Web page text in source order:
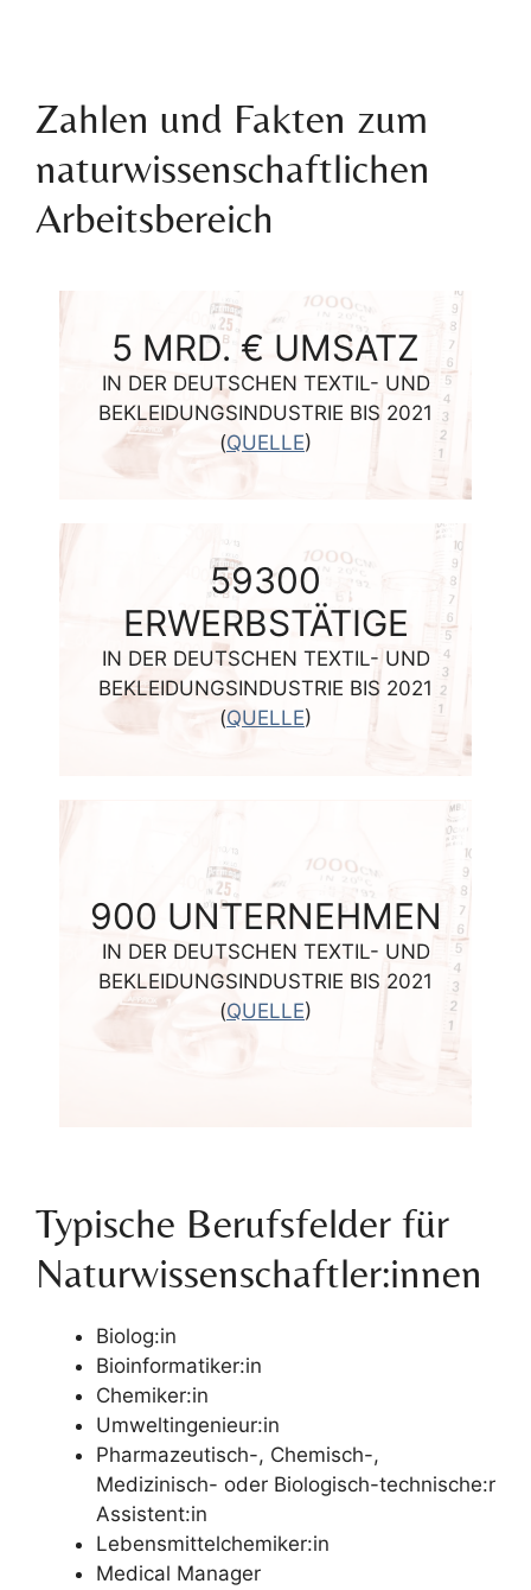
Zahlen und Fakten zum
naturwissenschaftlichen
Arbeitsbereich
5 MRD. € UMSATZ
IN DER DEUTSCHEN TEXTIL- UND
BEKLEIDUNGSINDUSTRIE BIS 2021
(QUELLE)
59300
ERWERBSTÄTIGE
IN DER DEUTSCHEN TEXTIL- UND
BEKLEIDUNGSINDUSTRIE BIS 2021
(QUELLE)
900 UNTERNEHMEN
IN DER DEUTSCHEN TEXTIL- UND
BEKLEIDUNGSINDUSTRIE BIS 2021
(QUELLE)
Typische Berufsfelder für
Naturwissenschaftler:innen
Biolog:in
Bioinformatiker:in
Chemiker:in
Umweltingenieur:in
Pharmazeutisch-, Chemisch-,
Medizinisch- oder Biologisch-technische:r
Assistent:in
Lebensmittelchemiker:in
Medical Manager